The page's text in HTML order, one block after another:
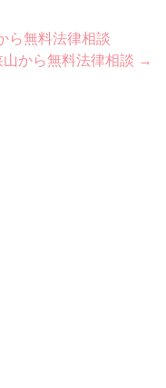
ら無料法律相談
から無料法律相談 →